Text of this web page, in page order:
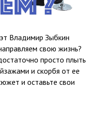
Владимир Зыбкин
свою жизнь?
просто плыть
и скорбя от ее
и оставьте свои